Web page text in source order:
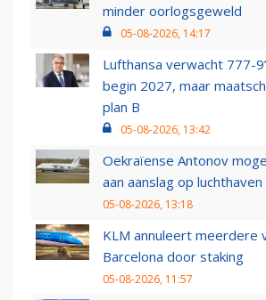
minder oorlogsgeweld
05-08-2026, 14:17
Lufthansa verwacht 777-
begin 2027, maar
plan B
05-08-2026, 13:42
Oekraïense Antonov
aan aanslag op
05-08-2026, 13:18
KLM annuleert meerdere
Barcelona door staking
05-08-2026, 11:57